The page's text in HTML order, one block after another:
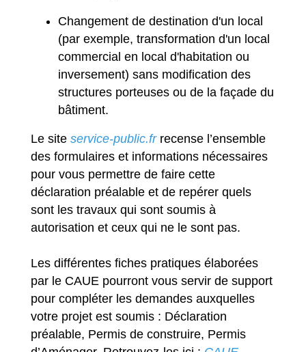
Changement de destination d'un local
(par exemple, transformation d'un local
commercial en local d'habitation ou
inversement) sans modification des
structures porteuses ou de la façade du
bâtiment.
Le site service-public.frrecense l’ensemble
des formulaires et informations nécessaires
pour vous permettre de faire cette
déclaration préalable et de repérer quels
sont les travaux qui sont soumis à
autorisation et ceux qui ne le sont pas.
Les différentes fiches pratiques élaborées
par le CAUE pourront vous servir de support
pour compléter les demandes auxquelles
votre projet est soumis : Déclaration
préalable, Permis de construire, Permis